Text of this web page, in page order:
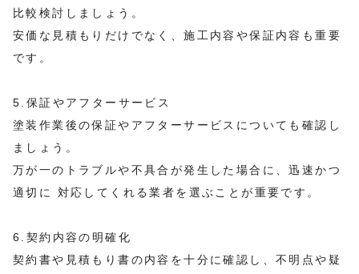
比較検討しましょう。
安価な見積もりだけでなく、施工内容や保証内容も重要
です。
5.保証やアフターサービス
塗装作業後の保証やアフターサービスについても確認し
ましょう。
万が一のトラブルや不具合が発生した場合に、迅速かつ
適切に 対応してくれる業者を選ぶことが重要です。
6.契約内容の明確化
契約書や見積もり書の内容を十分に確認し、不明点や疑